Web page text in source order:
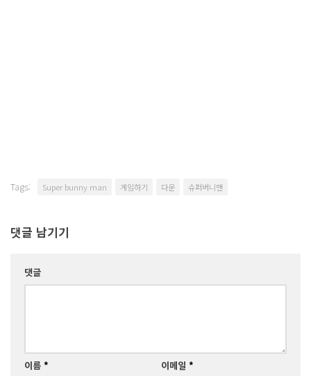
Tags: Super bunny man 게임하기 다운 슈퍼버니맨
댓글 남기기
댓글
이름 * 이메일 *